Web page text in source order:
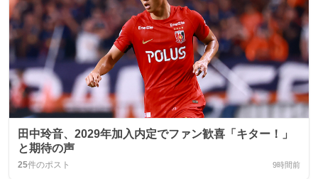
田中玲音、2029年加入内定でファン歓喜「キター！」
と期待の声
25件のポスト 9時間前